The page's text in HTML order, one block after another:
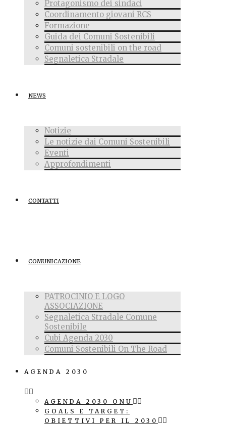
Protagonismo dei sindaci
Coordinamento giovani RCS
Formazione
Guida dei Comuni Sostenibili
Comuni sostenibili on the road
Segnaletica Stradale
NEWS
Notizie
Le notizie dai Comuni Sostenibili
Eventi
Approfondimenti
CONTATTI
COMUNICAZIONE
PATROCINIO E LOGO
ASSOCIAZIONE
Segnaletica Stradale Comune
Sostenibile
Cubi Agenda 2030
Comuni Sostenibili On The Road
AGENDA 2030
AGENDA 2030 ONU
GOALS E TARGET:
OBIETTIVI PER IL 2030